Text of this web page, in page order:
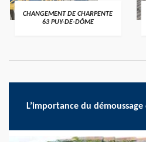
CHANGEMENT DE CHARPENTE
63 PUY-DE-DÔME
L’importance du